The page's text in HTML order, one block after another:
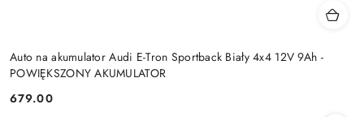
Auto na akumulator Audi E-Tron Sportback Biały 4x4 12V 9Ah -
POWIĘKSZONY AKUMULATOR
Cena:
679.00